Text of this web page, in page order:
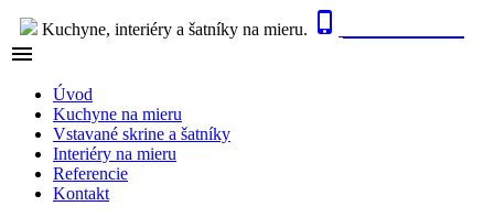
Kuchyne, interiéry a šatníky na mieru. 

Úvod
Kuchyne na mieru
Vstavané skrine a šatníky
Interiéry na mieru
Referencie
Kontakt